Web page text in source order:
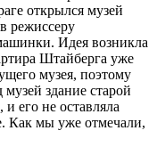
открылся музей
режиссеру
Идея возникла
Штайберга уже
музея, поэтому
здание старой
его не оставляла
Как мы уже отмечали,